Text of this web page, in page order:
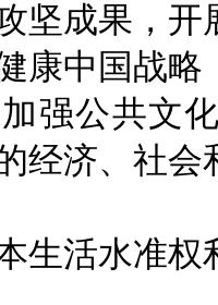
成果，开
康中国战
强公共文
经济、社会
活水准权